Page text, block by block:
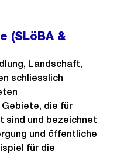
(SLöBA &
Landschaft,
schliesslich
die für
sind und bezeichnet
und öffentliche
für die